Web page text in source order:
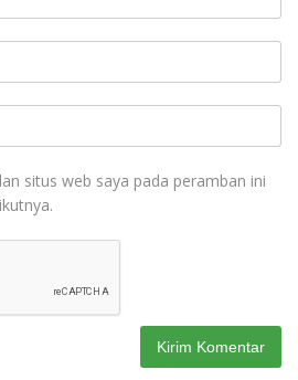
situs web saya pada peramban ini